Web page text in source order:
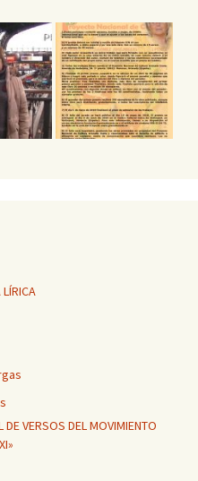
VERSOS DEL MOVIMIENTO